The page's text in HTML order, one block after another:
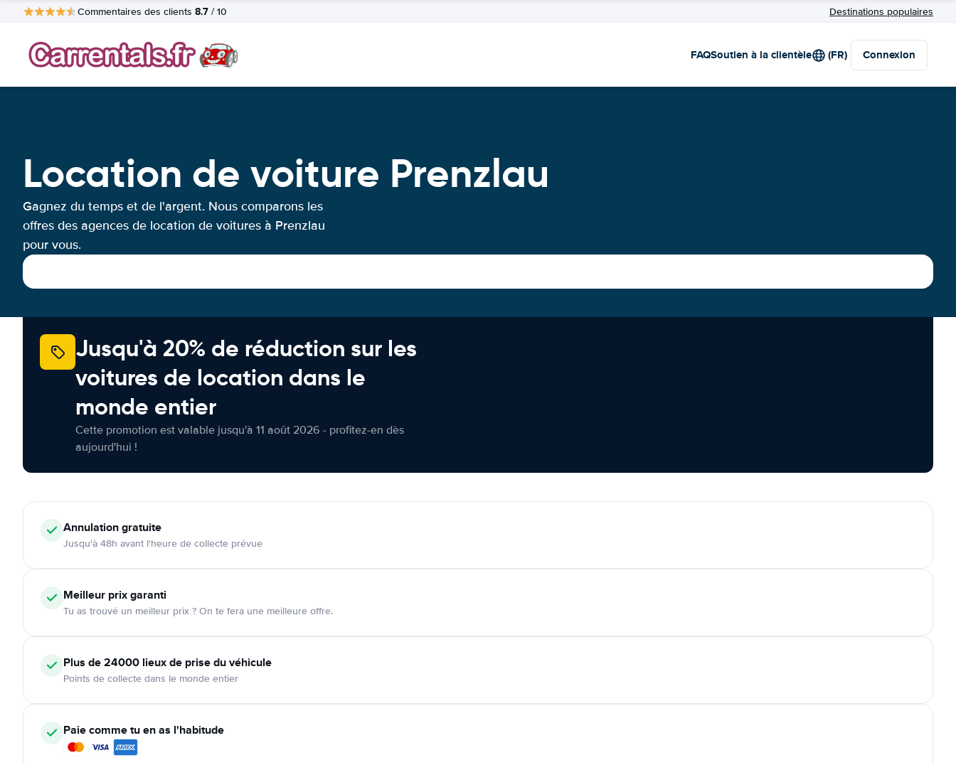
Commentaires des clients 8.7 / 10 Destinations populaires
FAQSoutien à la clientèle (FR) Connexion
Location de voiture Prenzlau
Gagnez du temps et de l'argent. Nous comparons les
offres des agences de location de voitures à Prenzlau
pour vous.
Jusqu'à 20% de réduction sur les
voitures de location dans le
monde entier
Cette promotion est valable jusqu'à 11 août 2026 - profitez-en dès
aujourd'hui !
Annulationgratuite
Jusqu'à 48h avant l'heure de collecte prévue
Meilleur prix garanti
Tu as trouvé un meilleur prix ? On te fera une meilleure offre.
Plus de 24000 lieux de prise du véhicule
Points de collecte dans le monde entier
Paie comme tu en as l'habitude